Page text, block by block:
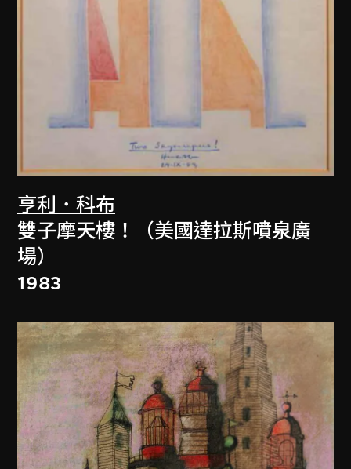
亨利．科布
雙子摩天樓！（美國達拉斯噴泉廣
場）
1983